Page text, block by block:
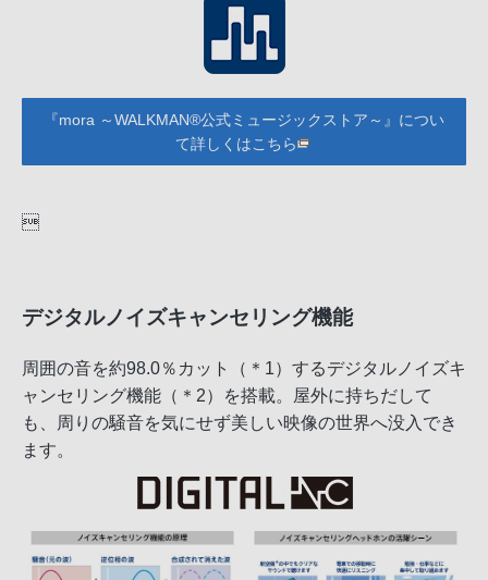
『mora ～WALKMAN®公式ミュージックストア～』につい
て詳しくはこちら

デジタルノイズキャンセリング機能
周囲の音を約98.0％カット（＊1）するデジタルノイズキ
ャンセリング機能（＊2）を搭載。屋外に持ちだして
も、周りの騒音を気にせず美しい映像の世界へ没入でき
ます。